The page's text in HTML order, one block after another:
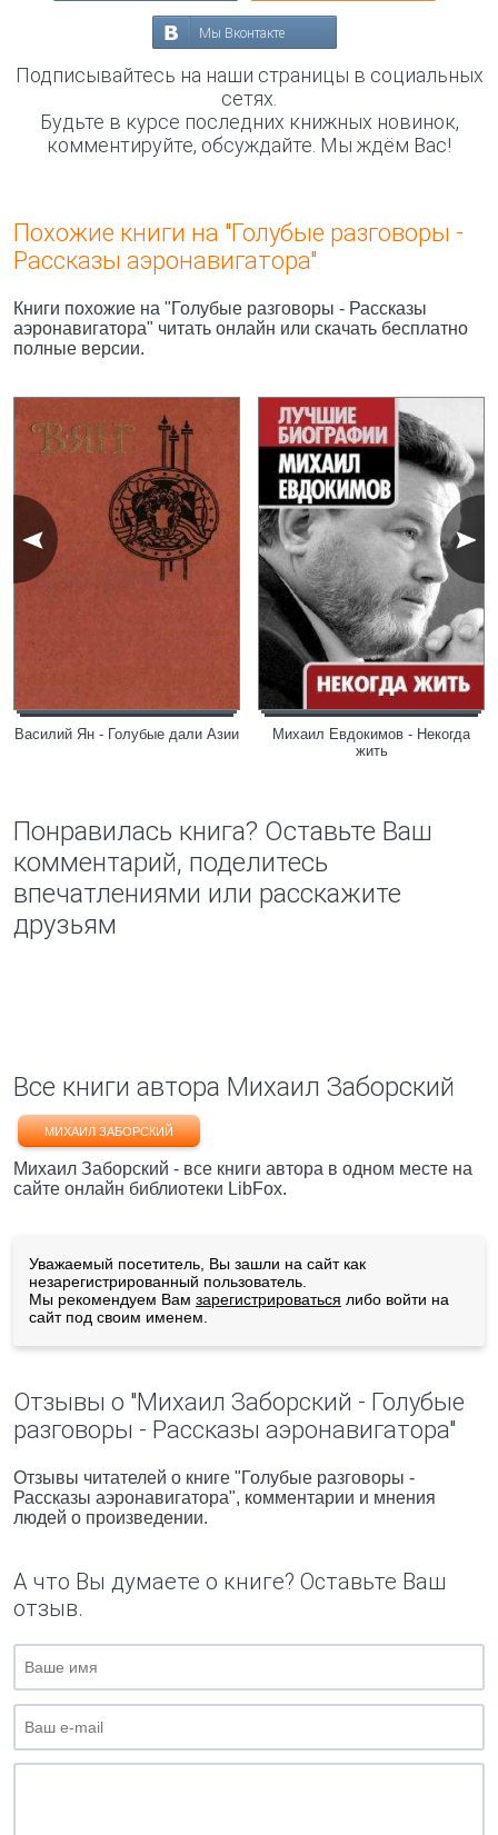
Мы Вконтакте
Подписывайтесь на наши страницы в социальных
сетях.
Будьте в курсе последних книжных новинок,
комментируйте, обсуждайте. Мы ждём Вас!
Похожие книги на "Голубые разговоры -
Рассказы аэронавигатора"
Книги похожие на "Голубые разговоры - Рассказы
аэронавигатора" читать онлайн или скачать бесплатно
полные версии.
Василий Ян - Голубые дали Азии
Михаил Евдокимов - Некогда
жить
Понравилась книга? Оставьте Ваш
комментарий, поделитесь
впечатлениями или расскажите
друзьям
Все книги автора Михаил Заборский
МИХАИЛ ЗАБОРСКИЙ
Михаил Заборский - все книги автора в одном месте на
сайте онлайн библиотеки LibFox.
Уважаемый посетитель, Вы зашли на сайт как
незарегистрированный пользователь.
Мы рекомендуем Вам зарегистрироваться либо войти на
сайт под своим именем.
Отзывы о "Михаил Заборский - Голубые
разговоры - Рассказы аэронавигатора"
Отзывы читателей о книге "Голубые разговоры -
Рассказы аэронавигатора", комментарии и мнения
людей о произведении.
А что Вы думаете о книге? Оставьте Ваш
отзыв.